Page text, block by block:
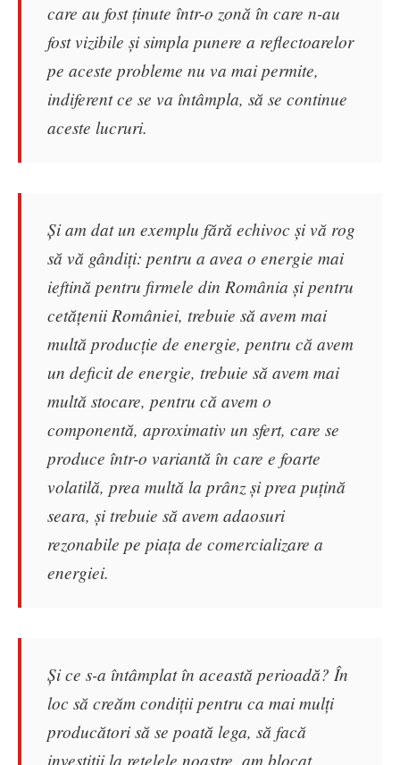
care au fost ținute într-o zonă în care n-au
fost vizibile și simpla punere a reflectoarelor
pe aceste probleme nu va mai permite,
indiferent ce se va întâmpla, să se continue
aceste lucruri.
Și am dat un exemplu fără echivoc și vă rog
să vă gândiți: pentru a avea o energie mai
ieftină pentru firmele din România și pentru
cetățenii României, trebuie să avem mai
multă producție de energie, pentru că avem
un deficit de energie, trebuie să avem mai
multă stocare, pentru că avem o
componentă, aproximativ un sfert, care se
produce într-o variantă în care e foarte
volatilă, prea multă la prânz și prea puțină
seara, și trebuie să avem adaosuri
rezonabile pe piața de comercializare a
energiei.
Și ce s-a întâmplat în această perioadă? În
loc să creăm condiții pentru ca mai mulți
producători să se poată lega, să facă
investiții la rețelele noastre, am blocat,